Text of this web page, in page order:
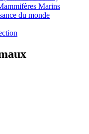
Marins
du monde